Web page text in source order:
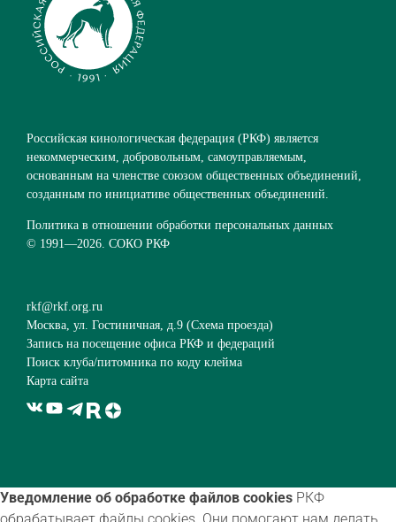
Российская кинологическая федерация (РКФ) является
некоммерческим, добровольным, самоуправляемым,
основанным на членстве союзом общественных объединений,
созданным по инициативе общественных объединений.
Политика в отношении обработки персональных данных
© 1991—2026. СОКО РКФ
rkf@rkf.org.ru
Москва, ул. Гостиничная, д.9 (Схема проезда)
Запись на посещение офиса РКФ и федераций
Поиск клуба/питомника по коду клейма
Карта сайта
Уведомление об обработке файлов cookies РКФ